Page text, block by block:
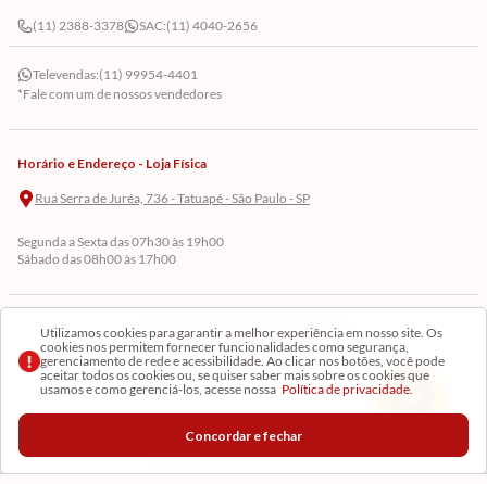
Utilizamos cookies para garantir a melhor experiência em nosso site. Os
cookies nos permitem fornecer funcionalidades como segurança,
gerenciamento de rede e acessibilidade. Ao clicar nos botões, você pode
aceitar todos os cookies ou, se quiser saber mais sobre os cookies que
usamos e como gerenciá-los, acesse nossa Política de privacidade.
Concordar e fechar
(11) 2388-3378 SAC:(11) 4040-2656
Televendas:(11) 99954-4401
*Fale com um de nossos vendedores
Horário e Endereço - Loja Física
Rua Serra de Juréa, 736 - Tatuapé - São Paulo - SP
Segunda a Sexta das 07h30 às 19h00
Sábado das 08h00 às 17h00
Cadastre-se em Nossa Newsletter
Receba as novidades